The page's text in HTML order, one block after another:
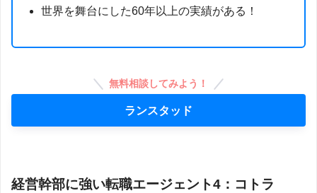
世界を舞台にした60年以上の実績がある！
無料相談してみよう！
ランスタッド
経営幹部に強い転職エージェント4：コトラ